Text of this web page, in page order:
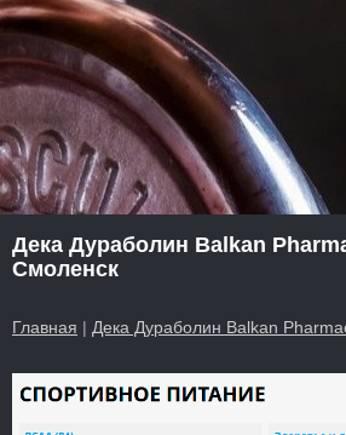
Дека Дураболин Balkan
Смоленск
Главная | Дека Дураболин Balkan